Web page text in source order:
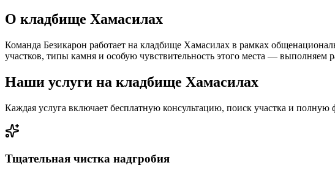
О кладбище Хамасилах
Команда Безикарон работает на кладбище Хамасилах в рамках
участков, типы камня и особую чувствительность этого места — выполняем
Наши услуги на кладбище Хамасилах
Каждая услуга включает бесплатную консультацию, поиск участка и
Тщательная чистка надгробия